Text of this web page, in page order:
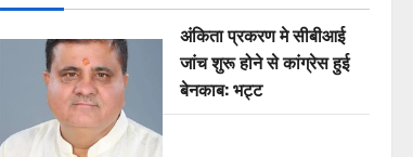
अंकिता प्रकरण मे सीबीआई
जांच शुरू होने से कांग्रेस हुई
बेनकाब: भट्ट